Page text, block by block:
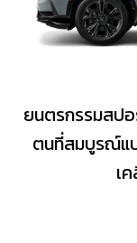
ยนตรกรรมสป
ตนที่สมบูรณ์แ
เ